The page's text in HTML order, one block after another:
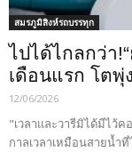
สมรภูมิสิงห์รถบรรทุก
ไปได้ไกลกว่า
เดือนแรก โตพุ่
12/06/2026
"เวลาและวารีมิได้มีไว้
กาลเวลาเหมือนสายน้ำ